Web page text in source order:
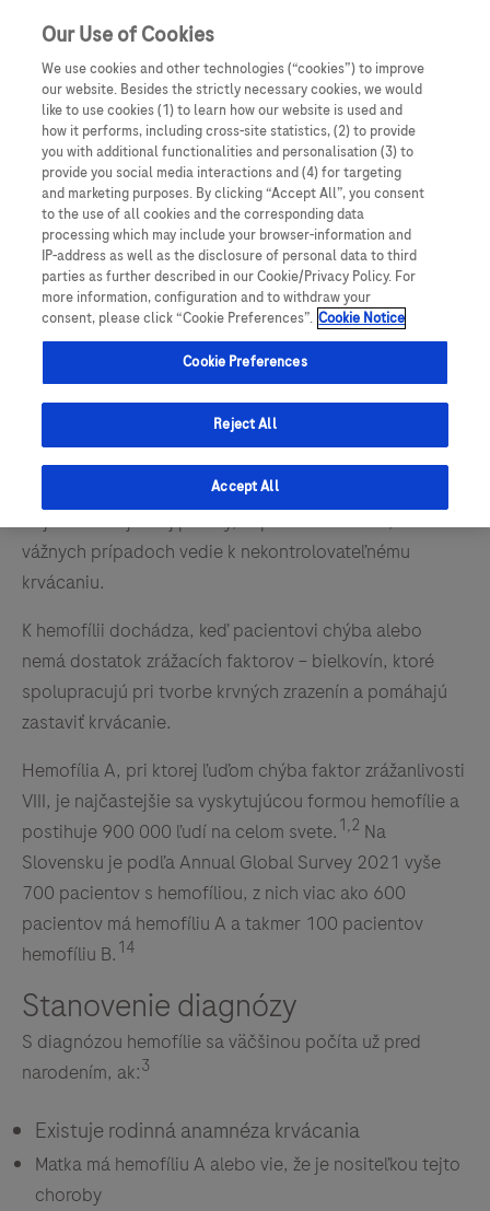
o hemofílii Hemofília u detí Typy hemofílie Hemovesmír
Hemofília A u detí , dôležitosť
včasnej diagnostiky a význam
profylaktickej liečby
Hemofília A môže mať výrazný vplyv na kvalitu
života detí postihnutých touto chorobou a
môže byť znepokojujúca a náročná aj pre ich
rodičov, blízkych či opatrovateľov.
Hemofília je závažné dedičné ochorenie, ktoré sa
prejavuje poruchou zrážania krvi. Krvácanie sa môže
objaviť bez zjavnej príčiny, či po malom úraze, čo vo
vážnych prípadoch vedie k nekontrolovateľnému
krvácaniu.
K hemofílii dochádza, keď pacientovi chýba alebo
nemá dostatok zrážacích faktorov – bielkovín, ktoré
spolupracujú pri tvorbe krvných zrazenín a pomáhajú
zastaviť krvácanie.
Hemofília A, pri ktorej ľuďom chýba faktor zrážanlivosti
VIII, je najčastejšie sa vyskytujúcou formou hemofílie a
postihuje 900 000 ľudí na celom svete. 1,2 Na
Slovensku je podľa Annual Global Survey 2021 vyše
700 pacientov s hemofíliou, z nich viac ako 600
pacientov má hemofíliu A a takmer 100 pacientov
hemofíliu B. 14
Stanovenie diagnózy
S diagnózou hemofílie sa väčšinou počíta už pred
narodením, ak:3
Existuje rodinná anamnéza krvácania
Matka má hemofíliu A alebo vie, že je nositeľkou tejto
choroby
Our Use of Cookies
We use cookies and other technologies (“cookies”) to improve
our website. Besides the strictly necessary cookies, we would
like to use cookies (1) to learn how our website is used and
how it performs, including cross-site statistics, (2) to provide
you with additional functionalities and personalisation (3) to
provide you social media interactions and (4) for targeting
and marketing purposes. By clicking “Accept All”, you consent
to the use of all cookies and the corresponding data
processing which may include your browser-information and
IP-address as well as the disclosure of personal data to third
parties as further described in our Cookie/Privacy Policy. For
more information, configuration and to withdraw your
consent, please click “Cookie Preferences”. Cookie Notice
Cookie Preferences
Reject All
Accept All